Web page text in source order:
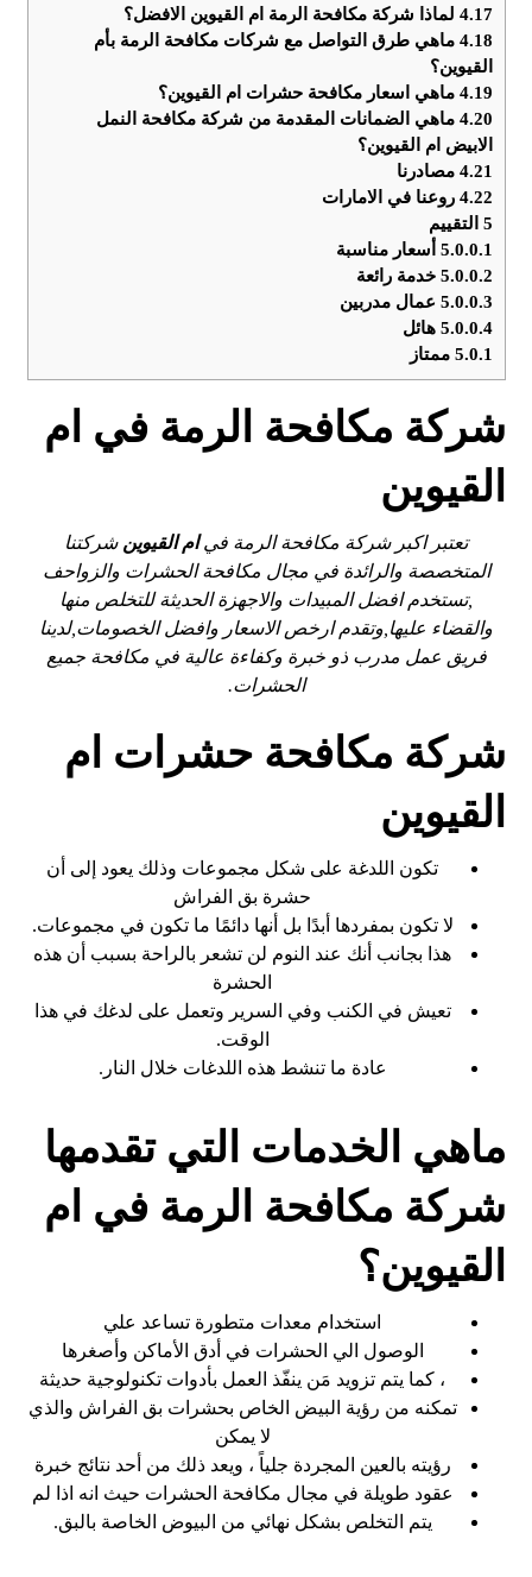
4.17 لماذا شركة مكافحة الرمة ام القيوين الافضل؟
4.18 ماهي طرق التواصل مع شركات مكافحة الرمة بأم
القيوين؟
4.19 ماهي اسعار مكافحة حشرات ام القيوين؟
4.20 ماهي الضمانات المقدمة من شركة مكافحة النمل
الابيض ام القيوين؟
4.21 مصادرنا
4.22 روعنا في الامارات
5 التقييم
5.0.0.1 أسعار مناسبة
5.0.0.2 خدمة رائعة
5.0.0.3 عمال مدربين
5.0.0.4 هائل
5.0.1 ممتاز
شركة مكافحة الرمة في ام
القيوين
تعتبر اكبر شركة مكافحة الرمة فيام القيوين شركتنا
المتخصصة والرائدة في مجال مكافحة الحشرات والزواحف
,تستخدم افضل المبيدات والاجهزة الحديثة للتخلص منها
والقضاء عليها,وتقدم ارخص الاسعار وافضل الخصومات,لدينا
فريق عمل مدرب ذو خبرة وكفاءة عالية في مكافحة جميع
الحشرات.
شركة مكافحة حشرات ام
القيوين
تكون اللدغة على شكل مجموعات وذلك يعود إلى أن
حشرة بق الفراش
لا تكون بمفردها أبدًا بل أنها دائمًا ما تكون في مجموعات.
هذا بجانب أنك عند النوم لن تشعر بالراحة بسبب أن هذه
الحشرة
تعيش في الكنب وفي السرير وتعمل على لدغك في هذا
الوقت.
عادة ما تنشط هذه اللدغات خلال النار.
ماهي الخدمات التي تقدمها
شركة مكافحة الرمة في ام
القيوين؟
استخدام معدات متطورة تساعد علي
الوصول الي الحشرات في أدق الأماكن وأصغرها
، كما يتم تزويد مَن ينفّذ العمل بأدوات تكنولوجية حديثة
تمكنه من رؤية البيض الخاص بحشرات بق الفراش والذي
لا يمكن
رؤيته بالعين المجردة جلياً ، ويعد ذلك من أحد نتائج خبرة
عقود طويلة في مجال مكافحة الحشرات حيث انه اذا لم
يتم التخلص بشكل نهائي من البيوض الخاصة بالبق.